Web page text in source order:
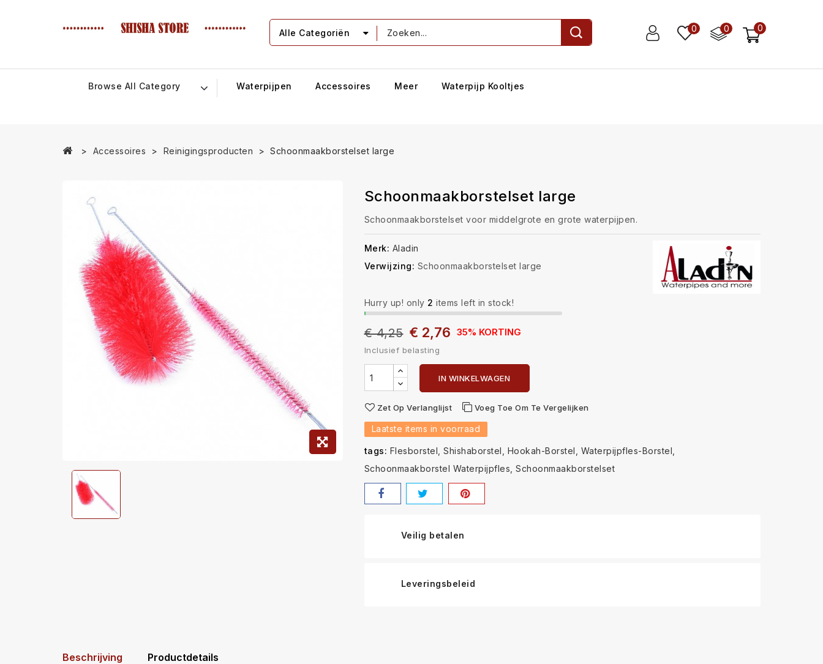
0
0
0
Alle Categoriën
Browse All Category Waterpijpen Accessoires Meer Waterpijp Kooltjes
Accessoires Reinigingsproducten Schoonmaakborstelset large
Schoonmaakborstelset large
Schoonmaakborstelset voor middelgrote en grote waterpijpen.
Merk: Aladin
Verwijzing: Schoonmaakborstelset large
Hurry up! only 2 items left in stock!
€ 4,25 € 2,76 35% KORTING
Inclusief belasting
IN WINKELWAGEN
Zet Op Verlanglijst Voeg Toe Om Te Vergelijken
Laatste items in voorraad
tags: Flesborstel Shishaborstel Hookah-Borstel
Waterpijpfles-Borstel
Schoonmaakborstel Waterpijpfles Schoonmaakborstelset
Veilig betalen
Leveringsbeleid
Beschrijving Productdetails